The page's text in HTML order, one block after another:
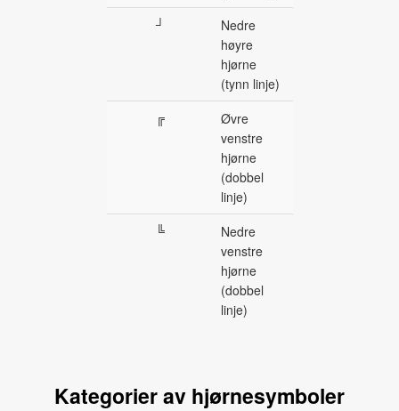
┘
Nedre
høyre
hjørne
(tynn linje)
╔
Øvre
venstre
hjørne
(dobbel
linje)
╚
Nedre
venstre
hjørne
(dobbel
linje)
Kategorier av hjørnesymboler